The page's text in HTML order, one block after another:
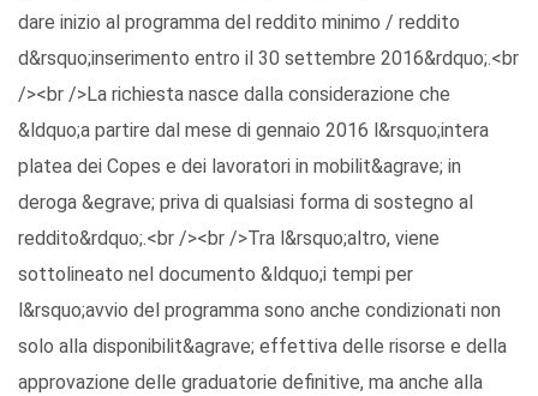
dare inizio al programma del reddito minimo / reddito
d&rsquo;inserimento entro il 30 settembre 2016&rdquo;.<br
/><br />La richiesta nasce dalla considerazione che
&ldquo;a partire dal mese di gennaio 2016 l&rsquo;intera
platea dei Copes e dei lavoratori in mobilit&agrave; in
deroga &egrave; priva di qualsiasi forma di sostegno al
reddito&rdquo;.<br /><br />Tra l&rsquo;altro, viene
sottolineato nel documento &ldquo;i tempi per
l&rsquo;avvio del programma sono anche condizionati non
solo alla disponibilit&agrave; effettiva delle risorse e della
approvazione delle graduatorie definitive, ma anche alla